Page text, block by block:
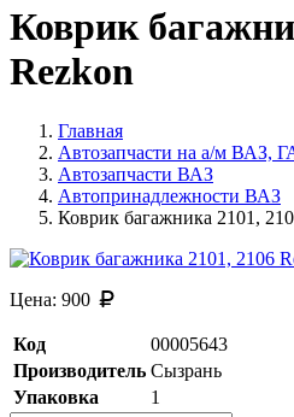
Коврик
Rezkon
Главная
Автозапчасти на а/м ВАЗ,
Автозапчасти ВАЗ
Автопринадлежности ВАЗ
Коврик багажника 2101,
Цена: 900
Код
00005643
Производитель Сызрань
Упаковка
1